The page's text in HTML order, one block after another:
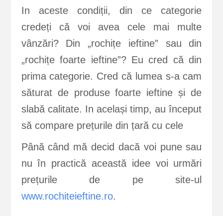
In aceste condiții, din ce categorie
credeți că voi avea cele mai multe
vânzări? Din „rochițe ieftine” sau din
„rochițe foarte ieftine”? Eu cred că din
prima categorie. Cred că lumea s-a cam
săturat de produse foarte ieftine și de
slabă calitate. In același timp, au început
să compare prețurile din țară cu cele
Până când mă decid dacă voi pune sau
nu în practică această idee voi urmări
prețurile de pe site-ul
www.rochiteieftine.ro.